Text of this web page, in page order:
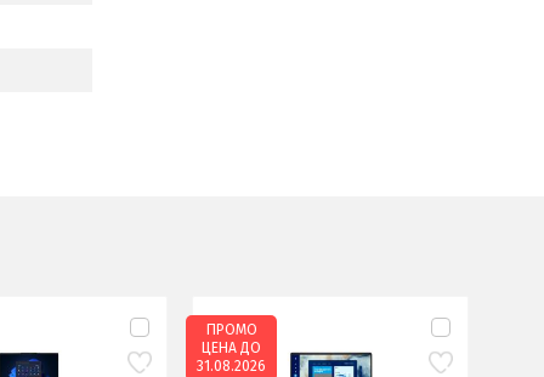
ПРОМО
ЦЕНА ДО
31.08.2026